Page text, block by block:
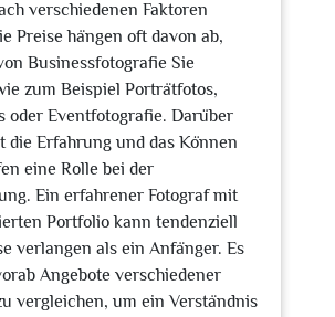
verschiedenen Faktoren
Preise hängen oft davon ab,
Businessfotografie Sie
zum Beispiel Porträtfotos,
oder Eventfotografie. Darüber
die Erfahrung und das Können
eine Rolle bei der
Ein erfahrener Fotograf mit
Portfolio kann tendenziell
verlangen als ein Anfänger. Es
Angebote verschiedener
vergleichen, um ein Verständnis